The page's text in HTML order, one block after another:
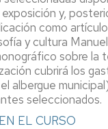
y,
como
y cultura
sobre la
cubrirá los
albergue
seleccionados.
EL CURSO